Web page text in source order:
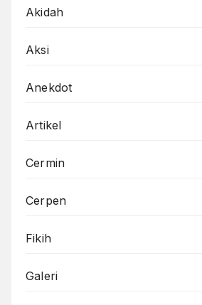
Akidah
Aksi
Anekdot
Artikel
Cermin
Cerpen
Fikih
Galeri